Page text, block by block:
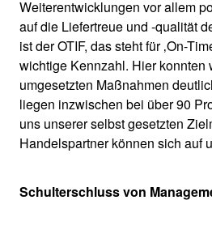
Weiterentwicklungen vor allem
auf die Liefertreue und -qualität
ist der OTIF, das steht für ‚On-
wichtige Kennzahl. Hier konnten
umgesetzten Maßnahmen
liegen inzwischen bei über 90
uns unserer selbst gesetzten
Handelspartner können sich auf
Schulterschluss von